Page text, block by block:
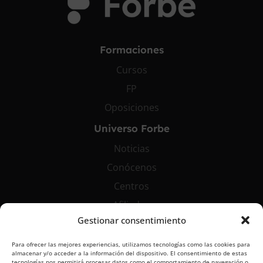
Gestionar consentimiento
Para ofrecer las mejores experiencias, utilizamos tecnologías como las cookies para
almacenar y/o acceder a la información del dispositivo. El consentimiento de estas
Formaciones
Cursos
FP
Oposiciones
Universo Forbe
Noticias
Conócenos
Centros
Afiliados
Contáctanos
info@grupoforbe.com